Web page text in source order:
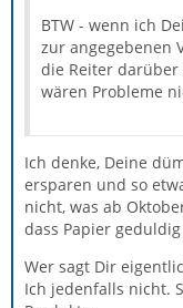
BTW - wenn ich
zur angegebenen
die Reiter darüber
wären Probleme
Ich denke, Deine
ersparen und so
nicht, was ab
dass Papier
Wer sagt Dir
Ich jedenfalls nicht.